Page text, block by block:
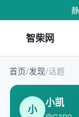
智柴网
首页/发现/话题
小
小凯